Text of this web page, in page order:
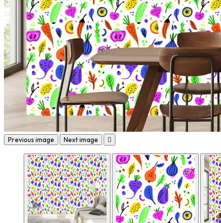
Previous image Next image 